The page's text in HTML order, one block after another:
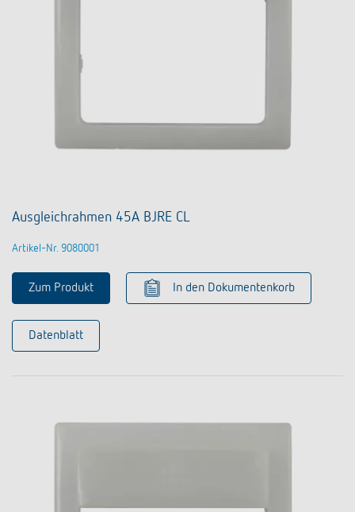
Ausgleichrahmen 45A BJRE CL
Artikel-Nr. 9080001
Zum Produkt In den Dokumentenkorb
Datenblatt